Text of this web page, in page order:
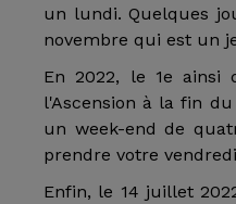
un lundi. Quelques
novembre qui est un
En 2022, le 1e
l'Ascension à la fin
un week-end de
prendre votre
Enfin, le 14 juillet